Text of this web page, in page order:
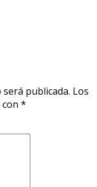
publicada. Los
*